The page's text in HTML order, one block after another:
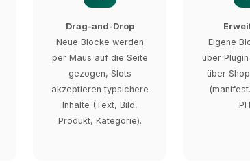
Drag-and-Drop
Neue Blöcke werden
per Maus auf die Seite
gezogen, Slots
akzeptieren typsichere
Inhalte (Text, Bild,
Produkt, Kategorie).
Eigene
über
über